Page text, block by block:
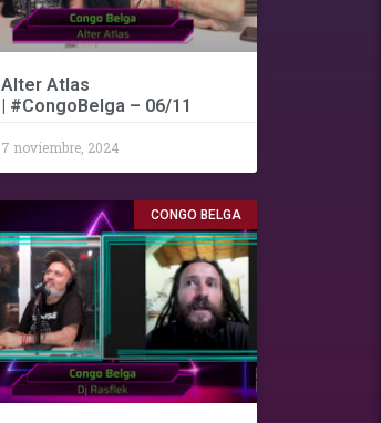
Alter Atlas
| #CongoBelga – 06/11
7 noviembre, 2024
CONGO BELGA